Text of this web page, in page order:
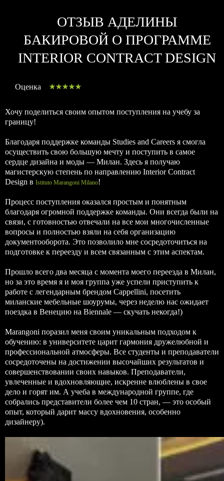
ОТЗЫВ АДЕЛИНЫ
БАКИРОВОЙ О ПРОГРАММЕ
INTERIOR CONTRACT DESIGN
Оценка
Хочу поделиться своим опытом поступления на учебу за
границу!
Благодаря поддержке команды Studies and Careers я смогла
осуществить свою большую мечту и поступить в самое
сердце дизайна и моды — Милан. Здесь я получаю
магистерскую степень по направлению Interior Contract
Design в Istituto Marangoni Milano!
Процесс поступления оказался простым и понятным
благодаря огромной поддержке команды. Они всегда были на
связи, с готовностью отвечали на все мои многочисленные
вопросы и полностью взяли на себя организацию
документооборота. Это позволило мне сосредоточиться на
подготовке к переезду и всем связанным с этим аспектам.
Прошло всего два месяца с момента моего переезда в Милан,
но за это время я и моя группа уже успели приступить к
работе с легендарным брендом Cappellini, посетить
миланские мебельные шоурумы, через неделю нас ожидает
поездка в Венецию на Biennale — скучать некогда!)
Marangoni поразил меня своим уникальным подходом к
обучению: в университете царит гармония дружелюбной и
профессиональной атмосферы. Все студенты и преподаватели
сосредоточены на достижении высочайших результатов и
совершенствовании своих навыков. Преподаватели,
увлеченные и вдохновляющие, искренне влюблены в свое
дело и горят им. А учеба в международной группе, где
собрались представители более чем 10 стран, — это особый
опыт, который дарит массу вдохновения, особенно
дизайнеру).